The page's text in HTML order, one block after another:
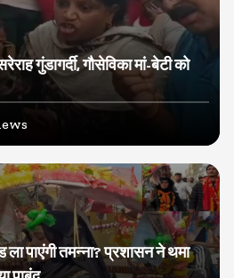
गुंडागर्दी, गौसेविका मां-बेटी को
ला पाएंगी तमन्ना? प्रशासन ने थमा